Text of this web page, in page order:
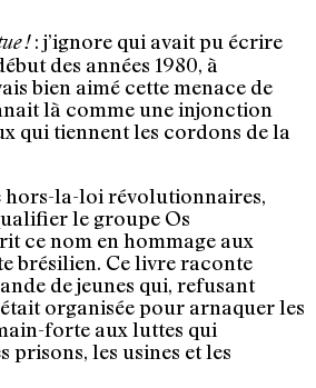
!: j’ignore qui avait pu écrire
des années 1980, à
bien aimé cette menace de
là comme une injonction
qui tiennent les cordons de la
hors-la-loi révolutionnaires,
le groupe Os
ce nom en hommage aux
brésilien. Ce livre raconte
de jeunes qui, refusant
orga­nisée pour arnaquer les
forte aux luttes qui
prisons, les usines et les